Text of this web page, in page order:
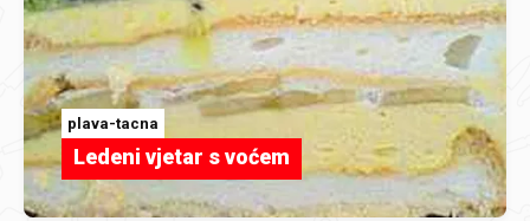
plava-tacna
Ledeni vjetar s voćem